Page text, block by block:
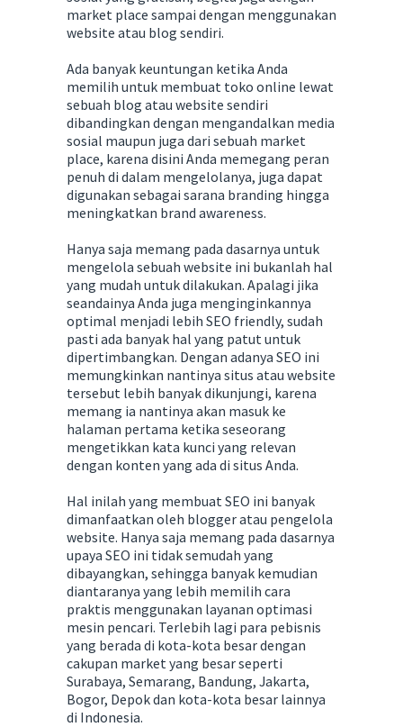
market place sampai dengan menggunakan
website atau blog sendiri.
Ada banyak keuntungan ketika Anda
memilih untuk membuat toko online lewat
sebuah blog atau website sendiri
dibandingkan dengan mengandalkan media
sosial maupun juga dari sebuah market
place, karena disini Anda memegang peran
penuh di dalam mengelolanya, juga dapat
digunakan sebagai sarana branding hingga
meningkatkan brand awareness.
Hanya saja memang pada dasarnya untuk
mengelola sebuah website ini bukanlah hal
yang mudah untuk dilakukan. Apalagi jika
seandainya Anda juga menginginkannya
optimal menjadi lebih SEO friendly, sudah
pasti ada banyak hal yang patut untuk
dipertimbangkan. Dengan adanya SEO ini
memungkinkan nantinya situs atau website
tersebut lebih banyak dikunjungi, karena
memang ia nantinya akan masuk ke
halaman pertama ketika seseorang
mengetikkan kata kunci yang relevan
dengan konten yang ada di situs Anda.
Hal inilah yang membuat SEO ini banyak
dimanfaatkan oleh blogger atau pengelola
website. Hanya saja memang pada dasarnya
upaya SEO ini tidak semudah yang
dibayangkan, sehingga banyak kemudian
diantaranya yang lebih memilih cara
praktis menggunakan layanan optimasi
mesin pencari. Terlebih lagi para pebisnis
yang berada di kota-kota besar dengan
cakupan market yang besar seperti
Surabaya, Semarang, Bandung, Jakarta,
Bogor, Depok dan kota-kota besar lainnya
di Indonesia.